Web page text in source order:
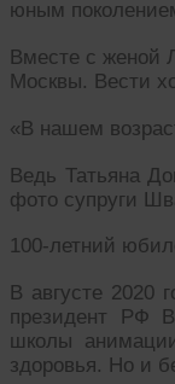
юным
Вместе с женой
Москвы. Вести
«В нашем
Ведь Татьяна
фото супруги
100-летний
В августе 2020
президент РФ
школы
здоровья. Но и